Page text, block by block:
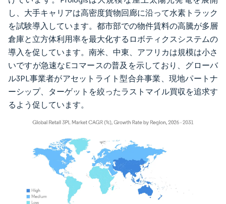
し、大手キャリアは高密度貨物回廊に沿って水素トラック
を試験導入しています。都市部での物件賃料の高騰が多層
倉庫と立方体利用率を最大化するロボティクスシステムの
導入を促しています。南米、中東、アフリカは規模は小さ
いですが急速なEコマースの普及を示しており、グローバ
ル3PL事業者がアセットライト型合弁事業、現地パートナ
ーシップ、ターゲットを絞ったラストマイル買収を追求す
るよう促しています。